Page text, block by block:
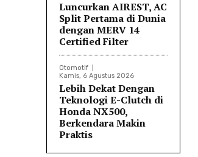
Luncurkan AIREST, AC
Split Pertama di Dunia
dengan MERV 14
Certified Filter
Otomotif
Kamis, 6 Agustus 2026
Lebih Dekat Dengan
Teknologi E-Clutch di
Honda NX500,
Berkendara Makin
Praktis